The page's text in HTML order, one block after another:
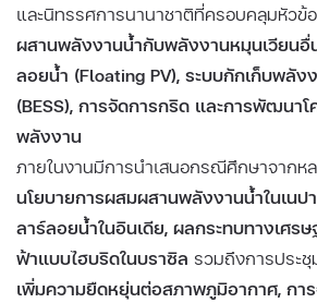
และนิทรรศการนานาชาติที่ครอบคลุมหัวข้
ผสานพลังงานน้ำกับพลังงานหมุนเวียนอื่
ลอยน้ำ (Floating PV), ระบบกักเก็บพลัง
(BESS), การจัดการกริด และการพัฒนา
พลังงาน
ภายในงานมีการนำเสนอกรณีศึกษาจากหล
นโยบายการผสมผสานพลังงานน้ำในเนป
ลาร์ลอยน้ำในอินเดีย, ผลกระทบทางเศร
ฟ้าแบบไฮบริดในบราซิล รวมถึงการประชุ
เพิ่มความยืดหยุ่นต่อสภาพภูมิอากาศ, กา